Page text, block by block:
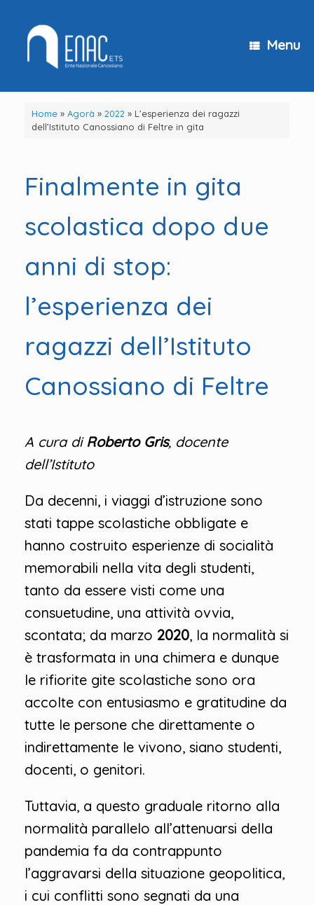
contenuto
Menu
Home» Agorà » 2022 » L’esperienza dei ragazzi
dell’Istituto Canossiano di Feltre in gita
Finalmente in gita
scolastica dopo due
anni di stop:
l’esperienza dei
ragazzi dell’Istituto
Canossiano di Feltre
A cura di Roberto Gris, docente
dell’Istituto
Da decenni, i viaggi d’istruzione sono
stati tappe scolastiche obbligate e
hanno costruito esperienze di socialità
memorabili nella vita degli studenti,
tanto da essere visti come una
consuetudine, una attività ovvia,
scontata; da marzo 2020, la normalità si
è trasformata in una chimera e dunque
le rifiorite gite scolastiche sono ora
accolte con entusiasmo e gratitudine da
tutte le persone che direttamente o
indirettamente le vivono, siano studenti,
docenti, o genitori.
Tuttavia, a questo graduale ritorno alla
normalità parallelo all’attenuarsi della
pandemia fa da contrappunto
l’aggravarsi della situazione geopolitica,
i cui conflitti sono segnati da una